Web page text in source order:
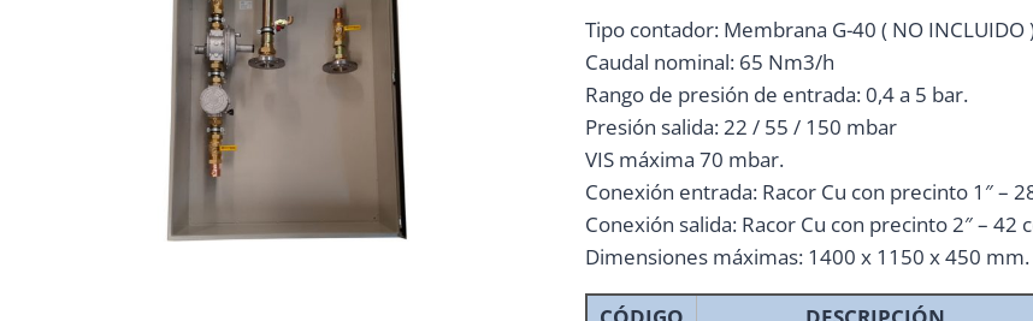
Tipo contador: Membrana G-40 ( NO INCLUIDO
Caudal nominal: 65 Nm3/h
Rango de presión de entrada: 0,4 a 5 bar.
Presión salida: 22 / 55 / 150 mbar
VIS máxima 70 mbar.
Conexión entrada: Racor Cu con precinto 1″ –
Conexión salida: Racor Cu con precinto 2″ – 42
Dimensiones máximas: 1400 x 1150 x 450 mm.